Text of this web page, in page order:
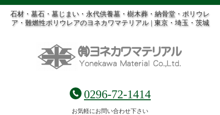
石材・墓石・墓じまい・永代供養墓・樹木葬・納骨堂・ポリウレ
ア・難燃性ポリウレアのヨネカワマテリアル | 東京・埼玉・茨城
0296-72-1414
お気軽にお問い合わせ下さい